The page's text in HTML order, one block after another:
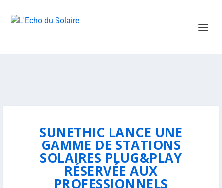
SUNETHIC LANCE UNE
GAMME DE STATIONS
SOLAIRES PLUG&PLAY
RÉSERVÉE AUX
PROFESSIONNELS